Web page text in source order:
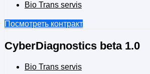
Bio Trans servis
Посмотреть контракт
CyberDiagnostics beta 1.0
Bio Trans servis